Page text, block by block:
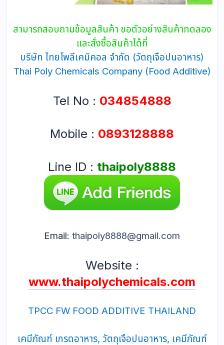
สามารถสอบถามข้อมูลสินค้า ขอตัวอย่างสินค้าทดลอง
และสั่งซื้อสินค้าได้ที่
บริษัท ไทยโพลีเคมิคอล จำกัด (วัตถุเจือปนอาหาร)
Thai Poly Chemicals Company (Food Additive)
Tel No : 034854888
Mobile : 0893128888
Line ID : thaipoly8888
Email: thaipoly8888@gmail.com
Website :
www.thaipolychemicals.com
TPCC FW FOOD ADDITIVE THAILAND
เคมีภัณฑ์ เกรดอาหาร, วัตถุเจือปนอาหาร, เคมีภัณฑ์